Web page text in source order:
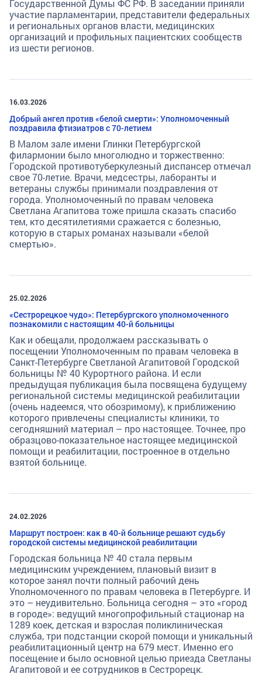
Государственной Думы ФС РФ. В заседании приняли
участие парламентарии, представители федеральных
и региональных органов власти, медицинских
организаций и профильных пациентских сообществ
из шести регионов.
16.03.2026
Добрый ангел против «белой смерти»: Уполномоченный
поздравила фтизиатров с 70-летием
В Малом зале имени Глинки Петербургской
филармонии было многолюдно и торжественно:
Городской противотуберкулезный диспансер отмечал
свое 70-летие. Врачи, медсестры, лаборанты и
ветераны службы принимали поздравления от
города. Уполномоченный по правам человека
Светлана Агапитова тоже пришла сказать спасибо
тем, кто десятилетиями сражается с болезнью,
которую в старых романах называли «белой
смертью».
25.02.2026
«Сестрорецкое чудо»: Петербургского уполномоченного
познакомили с настоящим 40-й больницы
Как и обещали, продолжаем рассказывать о
посещении Уполномоченным по правам человека в
Санкт-Петербурге Светланой Агапитовой Городской
больницы № 40 Курортного района. И если
предыдущая публикация была посвящена будущему
региональной системы медицинской реабилитации
(очень надеемся, что обозримому), к приближению
которого привлечены специалисты клиники, то
сегодняшний материал – про настоящее. Точнее, про
образцово-показательное настоящее медицинской
помощи и реабилитации, построенное в отдельно
взятой больнице.
24.02.2026
Маршрут построен: как в 40-й больнице решают судьбу
городской системы медицинской реабилитации
Городская больница № 40 стала первым
медицинским учреждением, плановый визит в
которое занял почти полный рабочий день
Уполномоченного по правам человека в Петербурге. И
это – неудивительно. Больница сегодня – это «город
в городе»: ведущий многопрофильный стационар на
1289 коек, детская и взрослая поликлиническая
служба, три подстанции скорой помощи и уникальный
реабилитационный центр на 679 мест. Именно его
посещение и было основной целью приезда Светланы
Агапитовой и ее сотрудников в Сестрорецк.